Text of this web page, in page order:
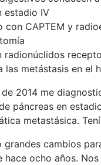
estadio IV
con CAPTEM y
radionúclidos
las metástasis en el
2014 me
páncreas en
metastásica.
grandes cambios
hace ocho años.